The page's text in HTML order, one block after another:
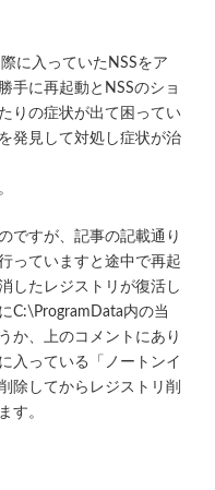
に入っていたNSSをア
手に再起動とNSSのショ
りの症状が出て困ってい
発見して対処し症状が治
ですが、記事の記載通り
っていますと途中で再起
したレジストリが復活し
C:\ProgramData内の当
か、上のコメントにあり
入っている「ノートンイ
除してからレジストリ削
す。